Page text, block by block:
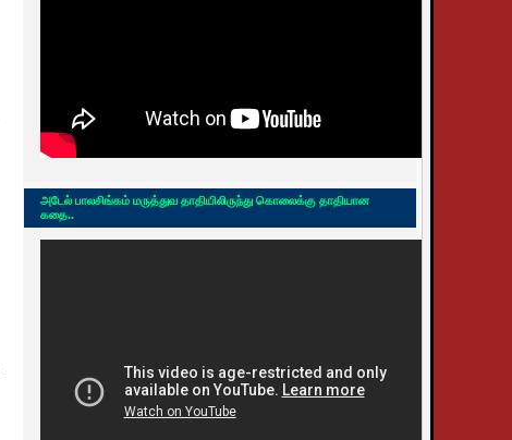
அடேல் பாலசிங்கம் மருத்துவ தாதியிலிருந்து கொலைக்கு தாதியான
கதை..